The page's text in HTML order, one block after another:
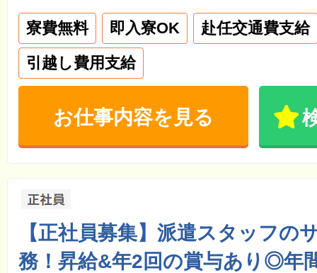
寮費無料 即入寮OK
赴任交通費支給
引越し費用支給
お仕事内容を見る
【正社員募集】派遣スタッフの
務！昇給&年2回の賞与あり◎年